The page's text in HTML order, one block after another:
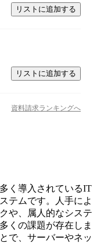
リストに追加する
リストに追加する
資料請求ランキングへ
く導入されているIT
テムです。人手によ
や、属人的なシステ
くの課題が存在しま
で、サーバーやネッ